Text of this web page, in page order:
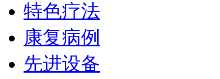
特色疗法
康复病例
先进设备